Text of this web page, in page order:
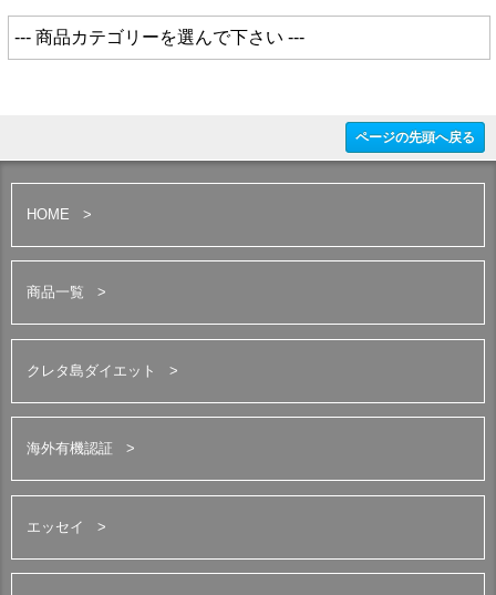
ページの先頭へ戻る
HOME
商品一覧
クレタ島ダイエット
海外有機認証
エッセイ